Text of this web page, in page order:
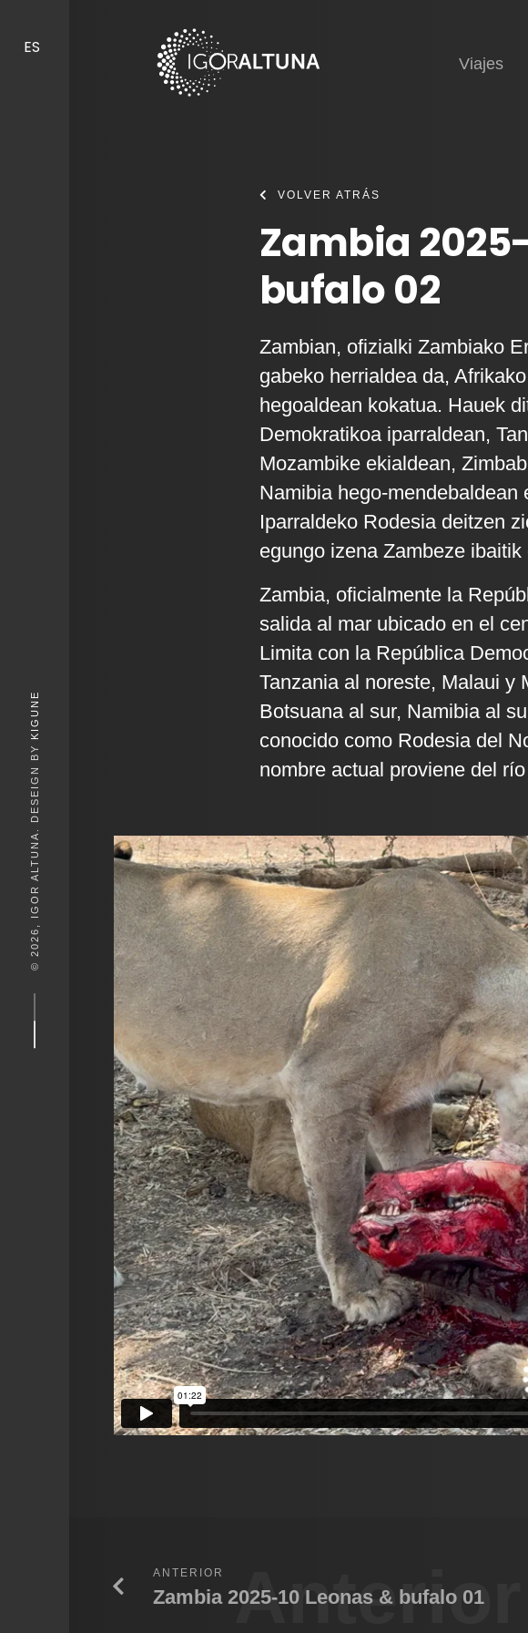
ES
© 2026, IGOR ALTUNA. DESEIGN BY
KIGUNE
Viajes
VOLVER ATRÁS
Zambia
bufalo 02
Zambian, ofizialki Zambiako
gabeko herrialdea da,
hegoaldean kokatua. Hauek
Demokratikoa iparraldean,
Mozambike ekialdean,
Namibia hego-mendebaldean
Iparraldeko Rodesia deitzen
egungo izena Zambeze
Zambia, oficialmente la
salida al mar ubicado en el
Limita con la República
Tanzania al noreste, Malaui y
Botsuana al sur, Namibia al
conocido como Rodesia del
nombre actual proviene del
Anterior
ANTERIOR
Zambia 2025-10 Leonas & bufalo 01